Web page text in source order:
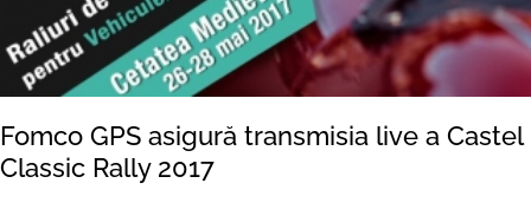
Fomco GPS asigură transmisia live a Castel
Classic Rally 2017